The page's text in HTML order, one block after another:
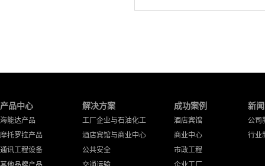
产品中心
海能达产品
摩托罗拉产品
通讯工程设备
解决方案
工厂企业与石油化工
酒店宾馆与商业中心
公共安全
成功案例
酒店宾馆
商业中心
市政工程
新
公司
行业